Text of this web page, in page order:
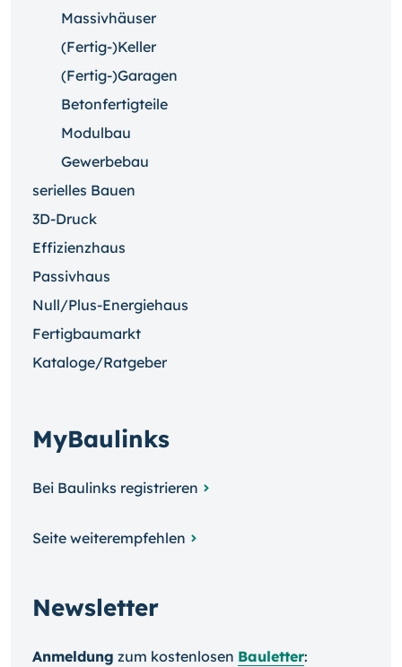
Massivhäuser
(Fertig-)Keller
(Fertig-)Garagen
Betonfertigteile
Modulbau
Gewerbebau
serielles Bauen
3D-Druck
Effizienzhaus
Passivhaus
Null/Plus-Energiehaus
Fertigbaumarkt
Kataloge/Ratgeber
MyBaulinks
Bei Baulinks registrieren
Seite weiterempfehlen
Newsletter
Anmeldung zum kosten­losen Bauletter: